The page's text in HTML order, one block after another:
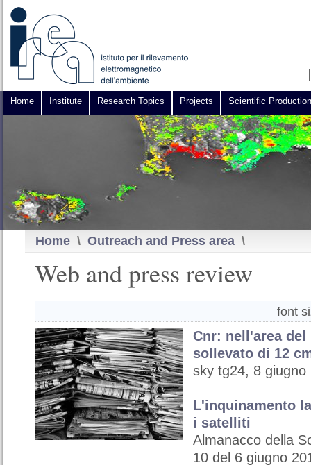
Home Institute Research Topics Projects Scientific Production
Home \ Outreach and Press area \
Web and press review
font
Cnr: nell'area
sollevato di 12
sky tg24, 8 giugno
L'inquinamento
i satelliti
Almanacco della
10 del 6 giugno